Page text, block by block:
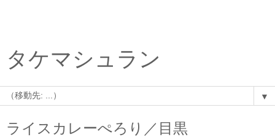
タケマシュラン
▼
ライスカレーぺろり／目黒